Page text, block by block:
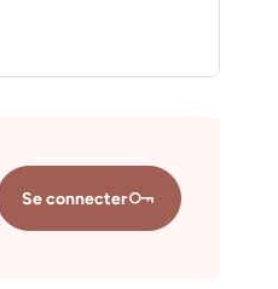
Se connecter